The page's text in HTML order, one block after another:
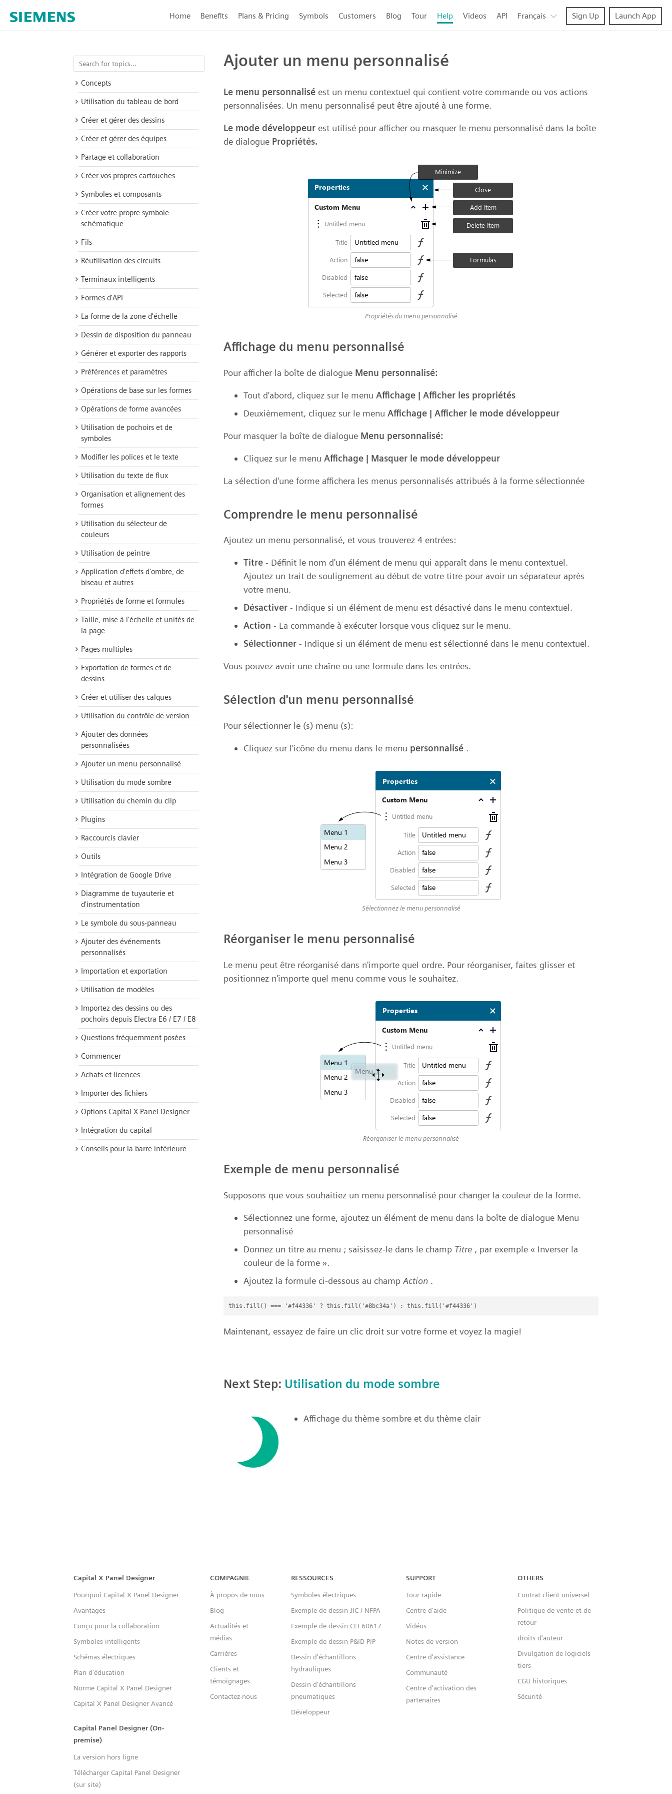
Home Benefits Plans & Pricing Symbols Customers Blog Tour Help Videos API Français Sign Up Launch App
Concepts
Utilisation du tableau de bord
Créer et gérer des dessins
Créer et gérer des équipes
Partage et collaboration
Créer vos propres cartouches
Symboles et composants
Créer votre propre symbole
schématique
Fils
Réutilisation des circuits
Terminaux intelligents
Formes d'API
La forme de la zone d'échelle
Dessin de disposition du panneau
Générer et exporter des rapports
Préférences et paramètres
Opérations de base sur les formes
Opérations de forme avancées
Utilisation de pochoirs et de
symboles
Modifier les polices et le texte
Utilisation du texte de flux
Organisation et alignement des
formes
Utilisation du sélecteur de
couleurs
Utilisation de peintre
Application d'effets d'ombre, de
biseau et autres
Propriétés de forme et formules
Taille, mise à l'échelle et unités de
la page
Pages multiples
Exportation de formes et de
dessins
Créer et utiliser des calques
Utilisation du contrôle de version
Ajouter des données
personnalisées
Ajouter un menu personnalisé
Utilisation du mode sombre
Utilisation du chemin du clip
Plugins
Raccourcis clavier
Outils
Intégration de Google Drive
Diagramme de tuyauterie et
d'instrumentation
Le symbole du sous-panneau
Ajouter des événements
personnalisés
Importation et exportation
Utilisation de modèles
Importez des dessins ou des
pochoirs depuis Electra E6 / E7 / E8
Questions fréquemment posées
Commencer
Achats et licences
Importer des fichiers
Options Capital X Panel Designer
Intégration du capital
Conseils pour la barre inférieure
Ajouter un menu personnalisé
Le menu personnalisé est un menu contextuel qui contient votre commande ou vos actions
personnalisées. Un menu personnalisé peut être ajouté à une forme.
Le mode développeur est utilisé pour afficher ou masquer le menu personnalisé dans la boîte
de dialogue Propriétés.
Propriétés du menu personnalisé
Affichage du menu personnalisé
Pour afficher la boîte de dialogue Menu personnalisé:
Tout d'abord, cliquez sur le menu Affichage | Afficher les propriétés
Deuxièmement, cliquez sur le menu Affichage | Afficher le mode développeur
Pour masquer la boîte de dialogue Menu personnalisé:
Cliquez sur le menu Affichage | Masquer le mode développeur
La sélection d'une forme affichera les menus personnalisés attribués à la forme sélectionnée
Comprendre le menu personnalisé
Ajoutez un menu personnalisé, et vous trouverez 4 entrées:
Titre - Définit le nom d'un élément de menu qui apparaît dans le menu contextuel.
Ajoutez un trait de soulignement au début de votre titre pour avoir un séparateur après
votre menu.
Désactiver - Indique si un élément de menu est désactivé dans le menu contextuel.
Action - La commande à exécuter lorsque vous cliquez sur le menu.
Sélectionner - Indique si un élément de menu est sélectionné dans le menu contextuel.
Vous pouvez avoir une chaîne ou une formule dans les entrées.
Sélection d'un menu personnalisé
Pour sélectionner le (s) menu (s):
Cliquez sur l'icône du menu dans le menu personnalisé .
Sélectionnez le menu personnalisé
Réorganiser le menu personnalisé
Le menu peut être réorganisé dans n'importe quel ordre. Pour réorganiser, faites glisser et
positionnez n'importe quel menu comme vous le souhaitez.
Réorganiser le menu personnalisé
Exemple de menu personnalisé
Supposons que vous souhaitiez un menu personnalisé pour changer la couleur de la forme.
Sélectionnez une forme, ajoutez un élément de menu dans la boîte de dialogue Menu
personnalisé
Donnez un titre au menu ; saisissez-le dans le champ Titre , par exemple « Inverser la
couleur de la forme ».
Ajoutez la formule ci-dessous au champ Action .
Maintenant, essayez de faire un clic droit sur votre forme et voyez la magie!
Next Step: Utilisation du mode sombre
Affichage du thème sombre et du thème clair
Capital™ X Panel Designer
Capital X Panel Designer
Pourquoi Capital X Panel Designer
Avantages
Conçu pour la collaboration
Symboles intelligents
Schémas électriques
Plan d'éducation
Norme Capital X Panel Designer
Capital X Panel Designer Avancé
Capital Panel Designer (On-
premise)
La version hors ligne
Télécharger Capital Panel Designer
(sur site)
COMPAGNIE
À propos de nous
Blog
Actualités et
médias
Carrières
Clients et
témoignages
Contactez-nous
RESSOURCES
Symboles électriques
Exemple de dessin JIC / NFPA
Exemple de dessin CEI 60617
Exemple de dessin P&ID PIP
Dessin d'échantillons
hydrauliques
Dessin d'échantillons
pneumatiques
Développeur
SUPPORT
Tour rapide
Centre d'aide
Vidéos
Notes de version
Centre d'assistance
Communauté
Centre d'activation des
partenaires
OTHERS
Contrat client universel
Politique de vente et de
retour
droits d'auteur
Divulgation de logiciels
tiers
CGU historiques
Sécurité